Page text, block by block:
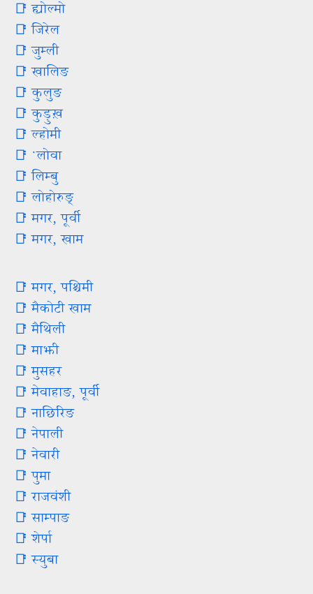
📑 ह्योल्मो
📑 जिरेल
📑 जुम्‍ली
📑 खालिङ
📑 कुलुङ
📑 कुड़ुख़
📑 ल्होमी
📑 ॱलोवा
📑 लिम्बु
📑 लोहोरुङ्‌
📑 मगर, पूर्वी
📑 मगर, खाम
📑 मगर, पश्चिमी
📑 मैकोटी खाम
📑 मैथिली
📑 माझी
📑 मुसहर
📑 मेवाहाङ, पूर्वी
📑 नाछिरिङ
📑 नेपाली
📑 नेवारी
📑 पुमा
📑 राजवंशी
📑 साम्पाङ
📑 शेर्पा
📑 स्युबा